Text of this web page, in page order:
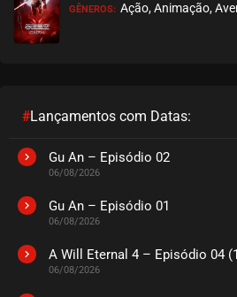
EPISÓDIO 09
agosto 26, 2020
agosto 26, 2020
GÊNEROS: Ação, Animação,
#Lançamentos com Datas:
Gu An – Episódio 02
06/08/2026
Gu An – Episódio 01
06/08/2026
A Will Eternal 4 – Episódio 04
06/08/2026